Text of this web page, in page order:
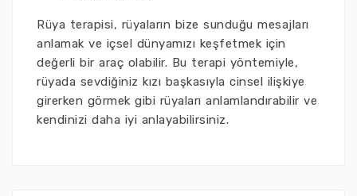
Rüya terapisi, rüyaların bize sunduğu mesajları
anlamak ve içsel dünyamızı keşfetmek için
değerli bir araç olabilir. Bu terapi yöntemiyle,
rüyada sevdiğiniz kızı başkasıyla cinsel ilişkiye
girerken görmek gibi rüyaları anlamlandırabilir ve
kendinizi daha iyi anlayabilirsiniz.